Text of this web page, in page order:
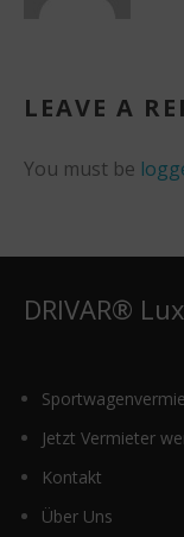
LEAVE A
You must be
DRIVAR®
Jetzt Vermieter
Kontakt
Über Uns